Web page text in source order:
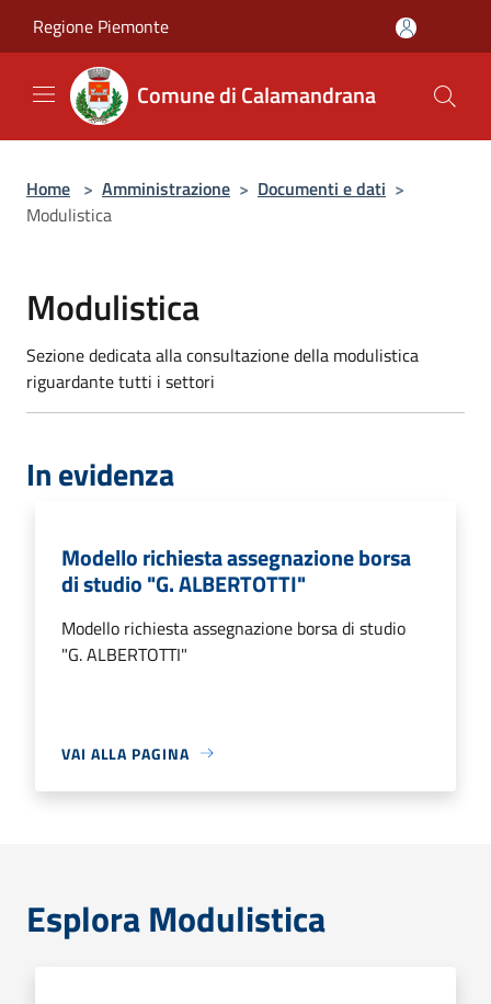
Regione Piemonte
Comune di Calamandrana
Home > Amministrazione > Documenti e dati >
Modulistica
Modulistica
Sezione dedicata alla consultazione della modulistica
riguardante tutti i settori
In evidenza
Modello richiesta assegnazione borsa
di studio "G. ALBERTOTTI"
Modello richiesta assegnazione borsa di studio
"G. ALBERTOTTI"
VAI ALLA PAGINA
Esplora Modulistica